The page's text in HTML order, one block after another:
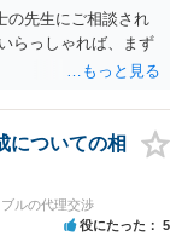
の先生にご相談され
らっしゃれば、まず
についての相
ルの代理交渉
役にたった 5